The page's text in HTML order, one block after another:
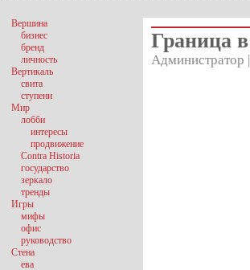
Граница
Администратор
Вершина
бизнес
бренд
личность
Вертикаль
свита
ступени
Мир
лобби
интересы
продвижение
Contra Historia
государство
зеркало
тренды
Игры
мифы
офис
руководство
Стена
ева